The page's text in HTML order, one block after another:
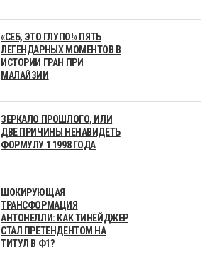
«СЕБ, ЭТО ГЛУПО!» ПЯТЬ
ЛЕГЕНДАРНЫХ МОМЕНТОВ В
ИСТОРИИ ГРАН ПРИ
МАЛАЙЗИИ
ЗЕРКАЛО ПРОШЛОГО, ИЛИ
ДВЕ ПРИЧИНЫ НЕНАВИДЕТЬ
ФОРМУЛУ 1 1998 ГОДА
ШОКИРУЮЩАЯ
ТРАНСФОРМАЦИЯ
АНТОНЕЛЛИ: КАК ТИНЕЙДЖЕР
СТАЛ ПРЕТЕНДЕНТОМ НА
ТИТУЛ В Ф1?